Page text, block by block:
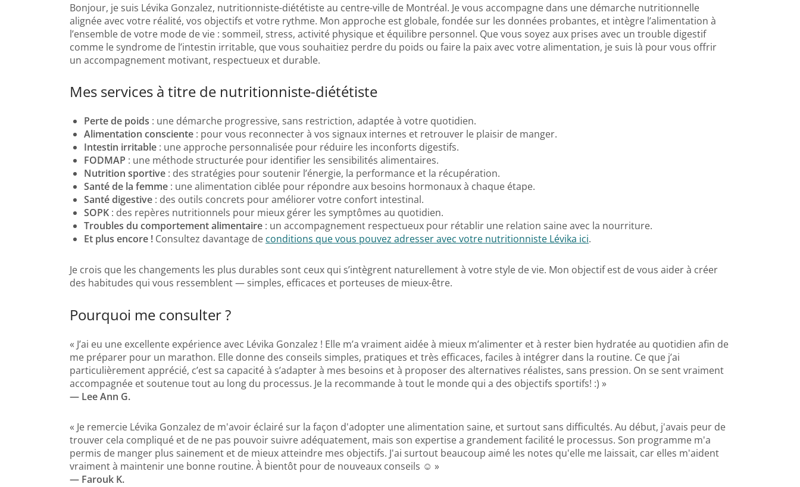
Bonjour, je suis Lévika Gonzalez, nutritionniste-diététiste au centre-ville de Montréal. Je vous accompagne dans une démarche nutritionnelle
alignée avec votre réalité, vos objectifs et votre rythme. Mon approche est globale, fondée sur les données probantes, et intègre l’alimentation à
l’ensemble de votre mode de vie : sommeil, stress, activité physique et équilibre personnel. Que vous soyez aux prises avec un trouble digestif
comme le syndrome de l’intestin irritable, que vous souhaitiez perdre du poids ou faire la paix avec votre alimentation, je suis là pour vous offrir
un accompagnement motivant, respectueux et durable.
Mes services à titre de nutritionniste-diététiste
Perte de poids : une démarche progressive, sans restriction, adaptée à votre quotidien.
Alimentation consciente : pour vous reconnecter à vos signaux internes et retrouver le plaisir de manger.
Intestin irritable : une approche personnalisée pour réduire les inconforts digestifs.
FODMAP : une méthode structurée pour identifier les sensibilités alimentaires.
Nutrition sportive : des stratégies pour soutenir l’énergie, la performance et la récupération.
Santé de la femme : une alimentation ciblée pour répondre aux besoins hormonaux à chaque étape.
Santé digestive : des outils concrets pour améliorer votre confort intestinal.
SOPK : des repères nutritionnels pour mieux gérer les symptômes au quotidien.
Troubles du comportement alimentaire : un accompagnement respectueux pour rétablir une relation saine avec la nourriture.
Et plus encore ! Consultez davantage de conditions que vous pouvez adresser avec votre nutritionniste Lévika ici.
Je crois que les changements les plus durables sont ceux qui s’intègrent naturellement à votre style de vie. Mon objectif est de vous aider à créer
des habitudes qui vous ressemblent — simples, efficaces et porteuses de mieux-être.
Pourquoi me consulter ?
« J’ai eu une excellente expérience avec Lévika Gonzalez ! Elle m’a vraiment aidée à mieux m’alimenter et à rester bien hydratée au quotidien afin de
me préparer pour un marathon. Elle donne des conseils simples, pratiques et très efficaces, faciles à intégrer dans la routine. Ce que j’ai
particulièrement apprécié, c’est sa capacité à s’adapter à mes besoins et à proposer des alternatives réalistes, sans pression. On se sent vraiment
accompagnée et soutenue tout au long du processus. Je la recommande à tout le monde qui a des objectifs sportifs! :) »
— Lee Ann G.
« Je remercie Lévika Gonzalez de m'avoir éclairé sur la façon d'adopter une alimentation saine, et surtout sans difficultés. Au début, j'avais peur de
trouver cela compliqué et de ne pas pouvoir suivre adéquatement, mais son expertise a grandement facilité le processus. Son programme m'a
permis de manger plus sainement et de mieux atteindre mes objectifs. J'ai surtout beaucoup aimé les notes qu'elle me laissait, car elles m'aident
vraiment à maintenir une bonne routine. À bientôt pour de nouveaux conseils ☺️ »
— Farouk K.